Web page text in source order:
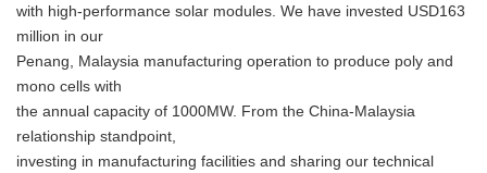
with high-performance solar modules. We have invested USD163
million in our
Penang, Malaysia manufacturing operation to produce poly and
mono cells with
the annual capacity of 1000MW. From the China-Malaysia
relationship standpoint,
investing in manufacturing facilities and sharing our technical